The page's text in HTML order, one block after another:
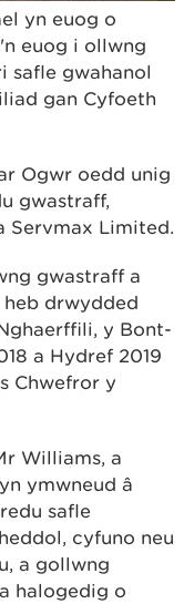
yn euog o
euog i ollwng
safle gwahanol
gan Cyfoeth
Ogwr oedd unig
gwastraff,
Servmax Limited.
gwastraff a
drwydded
y Bont-
a Hydref 2019
Chwefror y
Williams, a
ymwneud â
safle
cyfuno neu
a gollwng
halogedig o